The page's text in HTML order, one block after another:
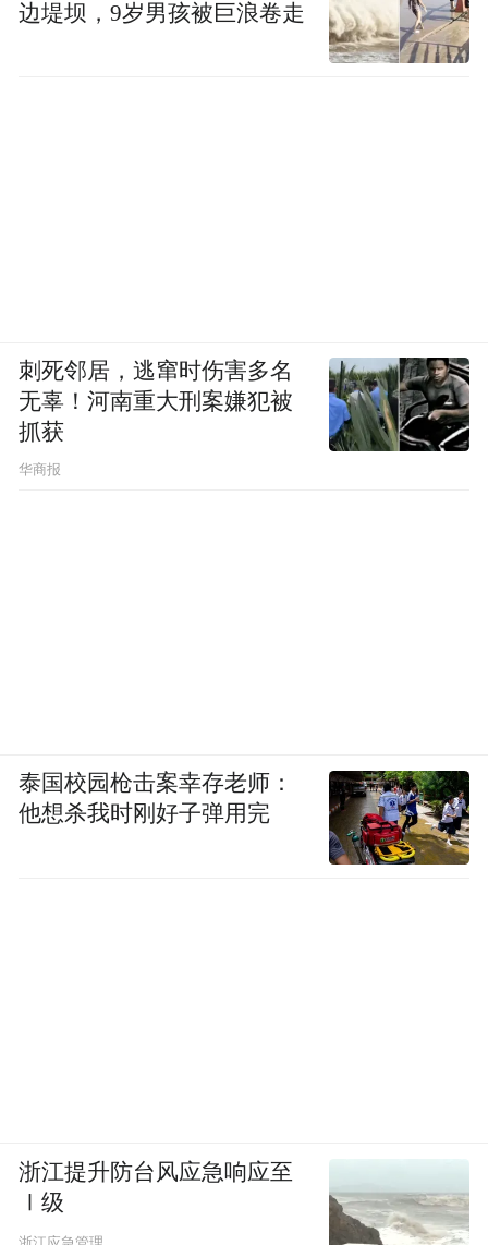
边堤坝，9岁男孩被巨浪卷走
刺死邻居，逃窜时伤害多名
无辜！河南重大刑案嫌犯被
抓获
华商报
泰国校园枪击案幸存老师：
他想杀我时刚好子弹用完
浙江提升防台风应急响应至
Ⅰ级